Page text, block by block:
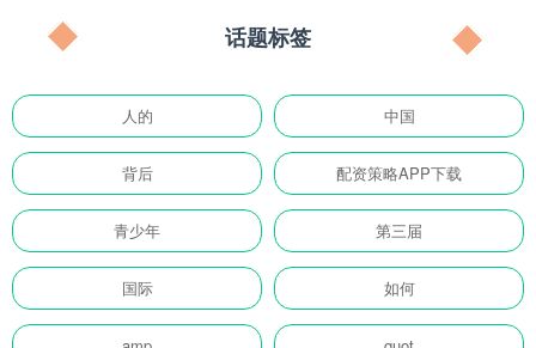
话题标签
人的 中国
背后 配资策略APP下载
青少年 第三届
国际 如何